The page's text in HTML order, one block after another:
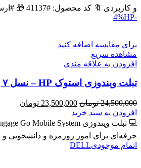
است.
و کاربردی 🔖 کد محصول: #41137 🎁 #ارسال_رایگان
-4%
HP
برای مقایسه اضافه کنید
مشاهده سریع
افزودن به علاقه مندی
تبلت ویندوزی استوک HP – نسل ۷ با صفحه لمسی IPS
24,500,000 تومان قیمت
اصلی
24,500,000 تومان
23,500,000 تومان
افزودن به سبد خرید
حرفه‌ای برای امور روزمره و دانشجویی
اتمام موجودیDELL